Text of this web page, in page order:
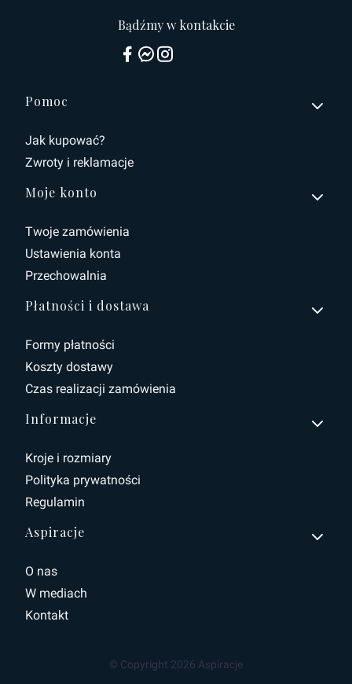
Bądźmy w kontakcie
Linki w stopce
Pomoc
Jak kupować?
Zwroty i reklamacje
Moje konto
Twoje zamówienia
Ustawienia konta
Przechowalnia
Płatności i dostawa
Formy płatności
Koszty dostawy
Czas realizacji zamówienia
Informacje
Kroje i rozmiary
Polityka prywatności
Regulamin
Aspiracje
O nas
W mediach
Kontakt
© Copyright 2026 Aspiracje